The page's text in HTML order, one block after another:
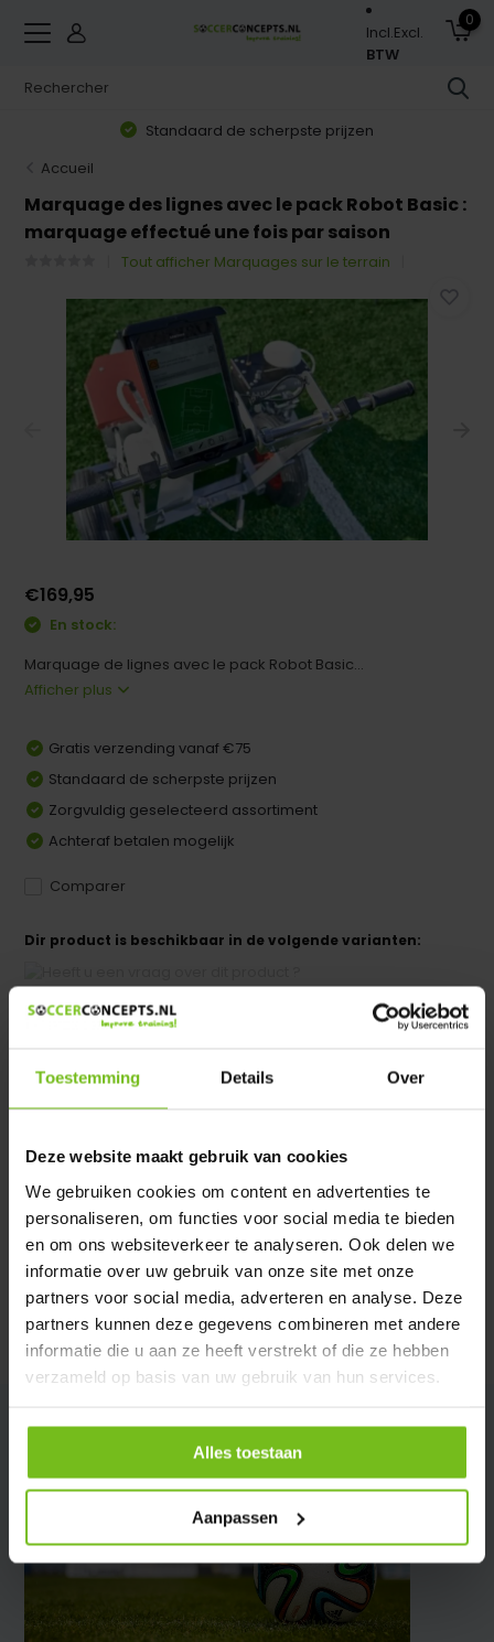
Toestemming Details Over
Deze website maakt gebruik van cookies
We gebruiken cookies om content en advertenties te
personaliseren, om functies voor social media te bieden
en om ons websiteverkeer te analyseren. Ook delen we
informatie over uw gebruik van onze site met onze
partners voor social media, adverteren en analyse. Deze
partners kunnen deze gegevens combineren met andere
informatie die u aan ze heeft verstrekt of die ze hebben
verzameld op basis van uw gebruik van hun services.
Alles toestaan
Aanpassen
Incl.Excl.
BTW
0
Standaard de scherpste prijzen
Accueil
Marquage des lignes avec le pack Robot Basic :
marquage effectué une fois par saison
Tout afficher Marquages sur le terrain
€169,95
En stock:
Marquage de lignes avec le pack Robot Basic...
Afficher plus
Gratis verzending vanaf €75
Standaard de scherpste prijzen
Zorgvuldig geselecteerd assortiment
Achteraf betalen mogelijk
Comparer
Dir product is beschikbaar in de volgende varianten:
Heeft u een vraag over dit product ?
We helpen u graag met meer informatie
Spécifications
Évaluations
Partager